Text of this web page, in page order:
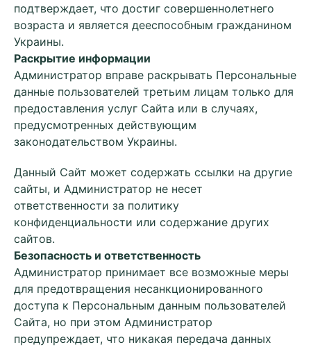
подтверждает, что достиг совершеннолетнего
возраста и является дееспособным гражданином
Украины.
Раскрытие информации
Администратор вправе раскрывать Персональные
данные пользователей третьим лицам только для
предоставления услуг Сайта или в случаях,
предусмотренных действующим
законодательством Украины.
Данный Сайт может содержать ссылки на другие
сайты, и Администратор не несет
ответственности за политику
конфиденциальности или содержание других
сайтов.
Безопасность и ответственность
Администратор принимает все возможные меры
для предотвращения несанкционированного
доступа к Персональным данным пользователей
Сайта, но при этом Администратор
предупреждает, что никакая передача данных